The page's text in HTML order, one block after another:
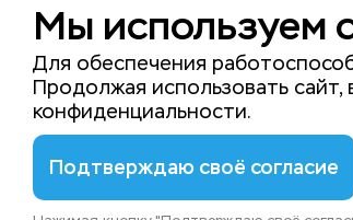
© 2015-2026 ISeeYou - системы
Мы используем
Для обеспечения
Продолжая использовать
конфиденциальности.
Подтверждаю своё согласие